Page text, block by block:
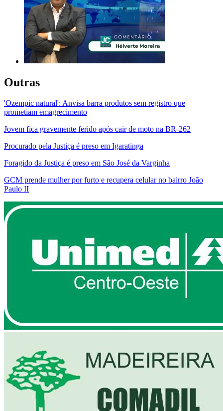
Outras
'Ozempic natural': Anvisa barra produtos sem registro que
prometiam emagrecimento
Jovem fica gravemente ferido após cair de moto na BR-262
Procurado pela Justiça é preso em Igaratinga
Foragido da Justiça é preso em São José da Varginha
GCM prende mulher por furto e recupera celular no bairro João
Paulo II